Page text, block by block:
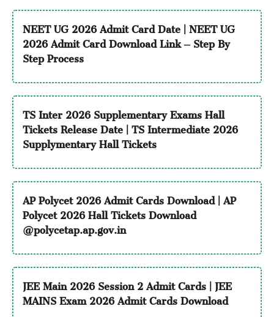
NEET UG 2026 Admit Card Date | NEET UG
2026 Admit Card Download Link – Step By
Step Process
TS Inter 2026 Supplementary Exams Hall
Tickets Release Date | TS Intermediate 2026
Supplymentary Hall Tickets
AP Polycet 2026 Admit Cards Download | AP
Polycet 2026 Hall Tickets Download
@polycetap.ap.gov.in
JEE Main 2026 Session 2 Admit Cards | JEE
MAINS Exam 2026 Admit Cards Download